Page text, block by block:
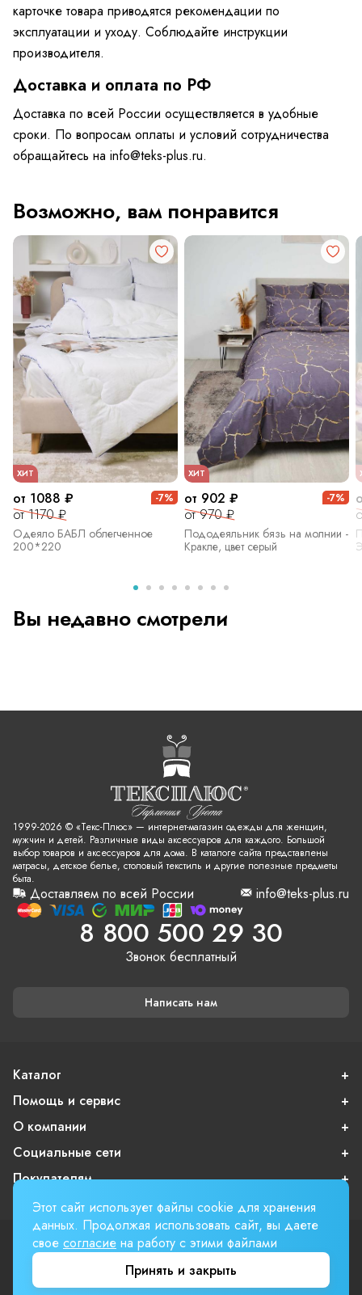
карточке товара приводятся рекомендации по
эксплуатации и уходу. Соблюдайте инструкции
производителя.
Доставка и оплата по РФ
Доставка по всей России осуществляется в удобные
сроки. По вопросам оплаты и условий сотрудничества
обращайтесь на info@teks-plus.ru.
Возможно, вам понравится
ХИТ
от 1088 ₽
от 1170 ₽
-7%
Одеяло БАБЛ облегченное
200*220
ХИТ
от 902 ₽
от 970 ₽
-7%
Пододеяльник бязь на молнии -
Кракле, цвет серый
Вы недавно смотрели
1999-2026 © «Текс-Плюс» — интернет-магазин одежды для женщин,
мужчин и детей. Различные виды аксессуаров для каждого. Большой
выбор товаров и аксессуаров для дома. В каталоге сайта представлены
матрасы, детское белье, столовый текстиль и другие полезные предметы
быта.
Доставляем по всей России info@teks-plus.ru
8 800 500 29 30
Звонок бесплатный
Написать нам
Каталог
Помощь и сервис
О компании
Социальные сети
Покупателям
Пользовательское соглашение
Публичная оферта
Вверх страницы
Этот сайт использует файлы cookie для хранения
данных. Продолжая использовать сайт, вы даете
свое согласие на работу с этими файлами
Принять и закрыть